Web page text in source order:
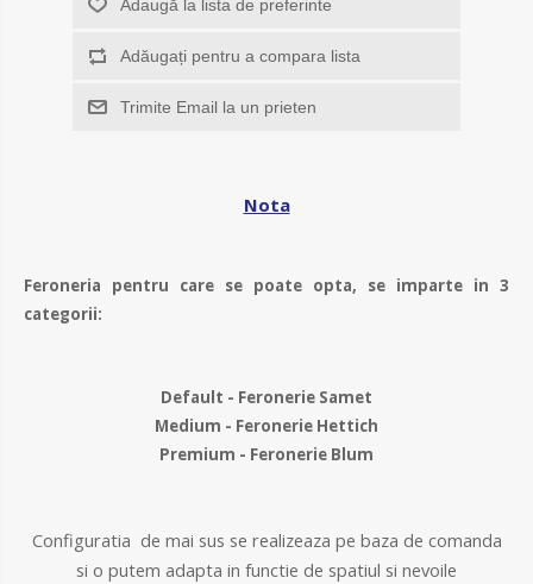
Adaugă la lista de preferinte
Adăugați pentru a compara lista
Trimite Email la un prieten
Nota
Feroneria pentru care se poate opta, se imparte in 3
categorii:
Default - Feronerie Samet
Medium - Feronerie Hettich
Premium - Feronerie Blum
Configuratia de mai sus se realizeaza pe baza de comanda
si o putem adapta in functie de spatiul si nevoile